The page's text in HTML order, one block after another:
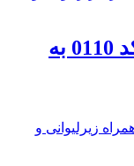
ست ماگ طرح بلک پینک کد 0110 به